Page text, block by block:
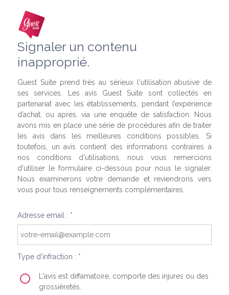
Signaler un contenu
inapproprié.
Guest Suite prend très au sérieux l'utilisation abusive de
ses services. Les avis Guest Suite sont collectés en
partenariat avec les établissements, pendant l’expérience
d’achat, ou après, via une enquête de satisfaction. Nous
avons mis en place une série de procédures afin de traiter
les avis dans les meilleures conditions possibles. Si
toutefois, un avis contient des informations contraires à
nos conditions d'utilisations, nous vous remercions
d'utiliser le formulaire ci-dessous pour nous le signaler.
Nous examinerons votre demande et reviendrons vers
vous pour tous renseignements complémentaires.
Adresse email : *
Type d'infraction : *
L'avis est diffamatoire, comporte des injures ou des
grossièretés.